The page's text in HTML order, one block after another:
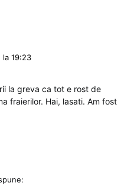
la 19:23
la greva ca tot e rost de
fraierilor. Hai, lasati. Am fost